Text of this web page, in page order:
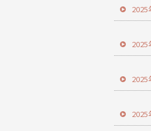
2025
2025
2025
2025